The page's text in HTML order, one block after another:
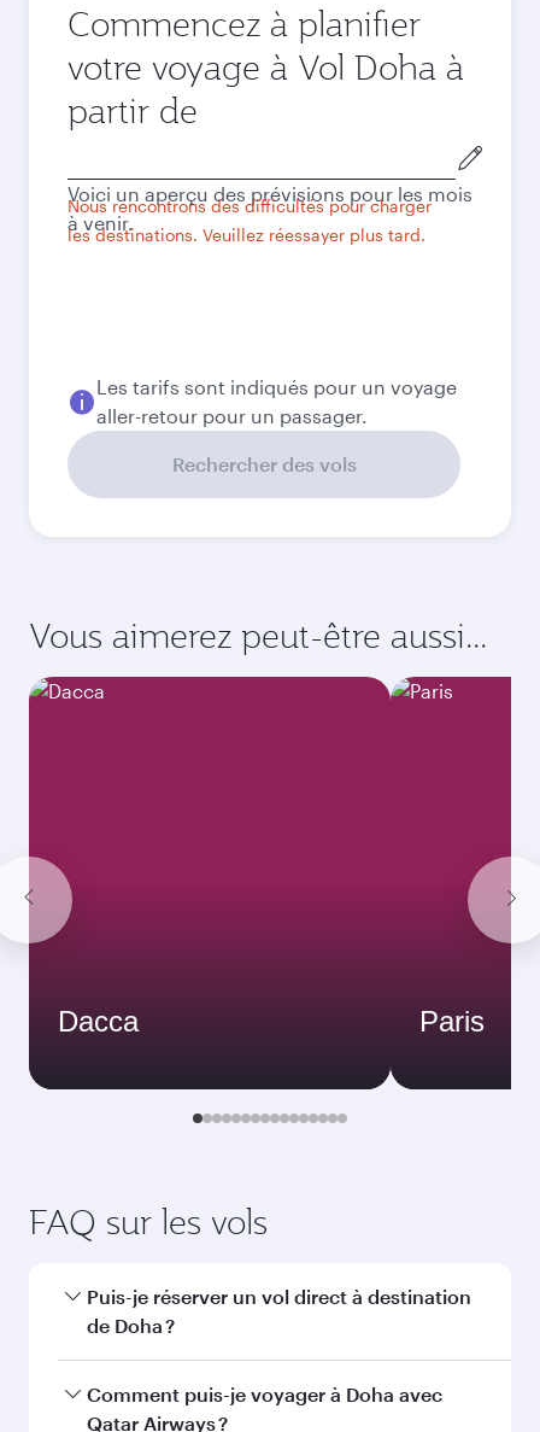
Commencez à planifier
votre voyage à Vol Doha à
partir de
de
départ
Nous rencontrons des difficultés pour charger
les destinations. Veuillez réessayer plus tard.
Voici un aperçu des prévisions pour les mois
à venir.
Les tarifs sont indiqués pour un voyage
aller-retour pour un passager.
Rechercher des vols
Vous aimerez peut-être aussi...
Dacca Paris
FAQ sur les vols
Puis-je réserver un vol direct à destination
de Doha ?
Oui, Qatar Airways opère des vols directs vers
Doha. Recherchez les vols depuis notre page
Comment puis-je voyager à Doha avec
Qatar Airways ?